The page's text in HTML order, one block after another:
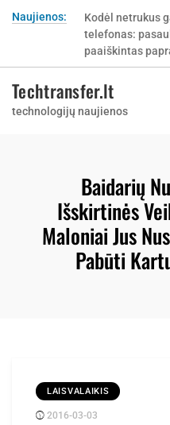
Naujienos:
Kodėl netrukus
telefonas:
paaiškintas
Techtransfer.lt
technologijų naujienos
Baidarių
Išskirtinės
Maloniai Jus
Pabūti
LAISVALAIKIS
2016-03-03